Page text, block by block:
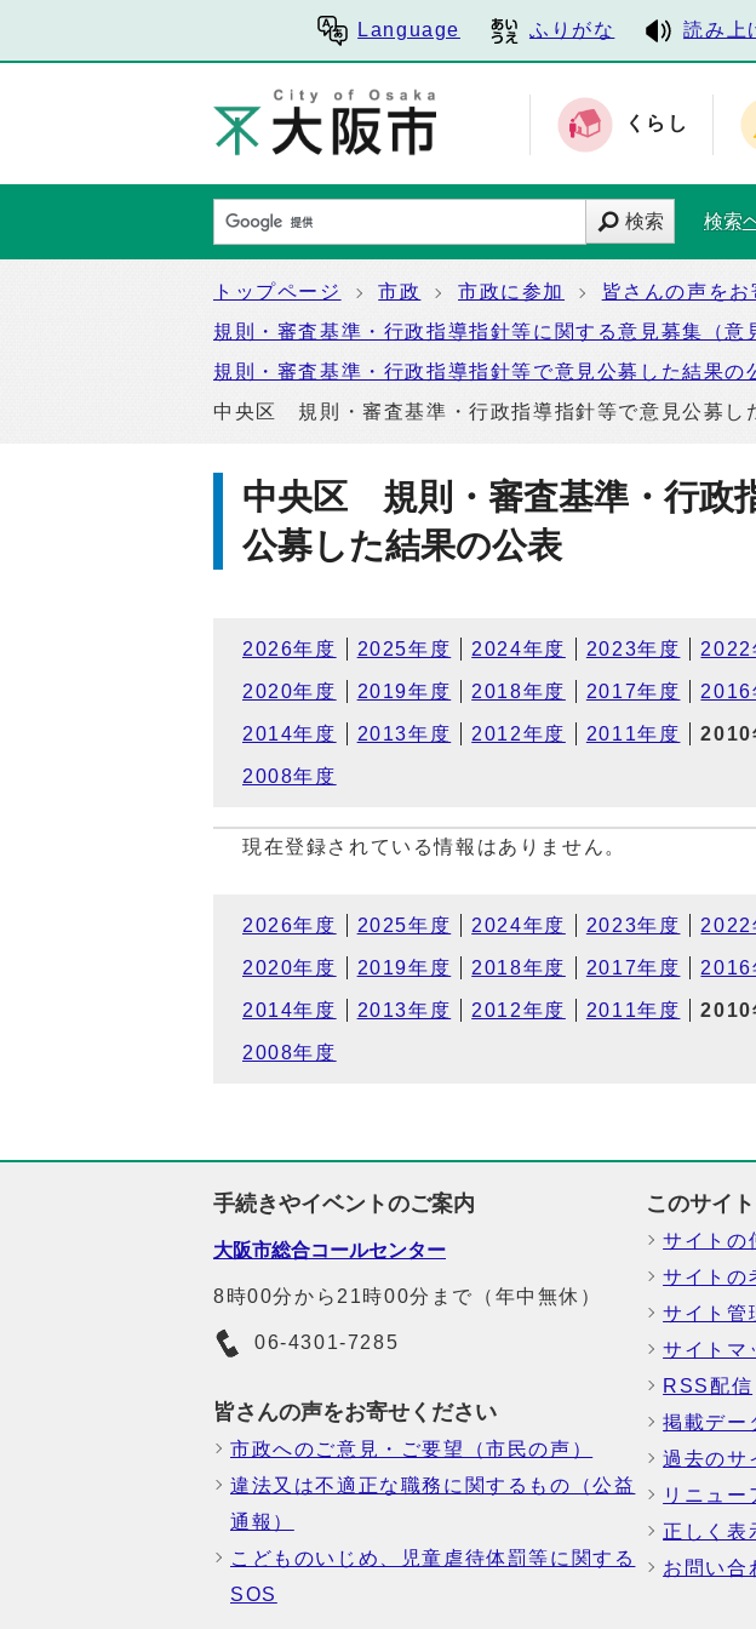
Language ふりがな 読み上
くらし
検索 検索
トップページ 市政 市政に参加 皆さんの声を
規則・審査基準・行政指導指針等に関する意見募集（意
規則・審査基準・行政指導指針等で意見公募した結果の
中央区 規則・審査基準・行政指導指針等で意見公募し
中央区 規則・審査基準・行政
公募した結果の公表
2026年度 2025年度 2024年度 2023年度 2022
2020年度 2019年度 2018年度 2017年度 2016
2014年度 2013年度 2012年度 2011年度 2010
2008年度
現在登録されている情報はありません。
2026年度 2025年度 2024年度 2023年度 2022
2020年度 2019年度 2018年度 2017年度 2016
2014年度 2013年度 2012年度 2011年度 2010
2008年度
手続きやイベントのご案内
大阪市総合コールセンター
8時00分から21時00分まで（年中無休）
06-4301-7285
皆さんの声をお寄せください
市政へのご意見・ご要望（市民の声）
違法又は不適正な職務に関するもの（公益
通報）
こどものいじめ、児童虐待体罰等に関する
SOS
このサイ
サイトの
サイトの
サイト管
サイトマ
RSS配信
掲載デー
過去のサ
リニュー
正しく表
お問い合